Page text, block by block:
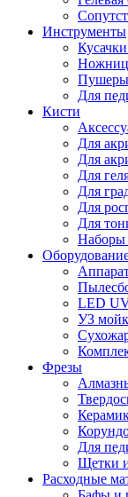
Инструменты
Для
Кисти
Для
Для
Для
Для
Для
Для
Наборы
LED
УЗ
Фрезы
Для
Щетки
Расходные